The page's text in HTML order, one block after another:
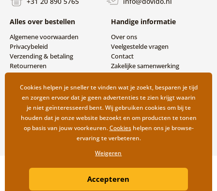
Alles over bestellen
Algemene voorwaarden
Privacybeleid
Verzending & betaling
Retourneren
Handige informatie
Over ons
Veelgestelde vragen
Contact
Zakelijke samenwerking
Copyright ©2019 © Dovido.nl.
Litvanyi.sk| Webshop ontwikkeld door
Cookies helpen je sneller te vinden wat je zoekt, besparen je tijd
en zorgen ervoor dat je geen advertenties te zien krijgt waarin
je niet geïnteresseerd bent. Wij gebruiken cookies om bij te
houden dat je onze website bezoekt en om producten te tonen
op basis van jouw voorkeuren.Cookieshelpen ons je browse-
ervaring te verbeteren.
Weigeren
Accepteren